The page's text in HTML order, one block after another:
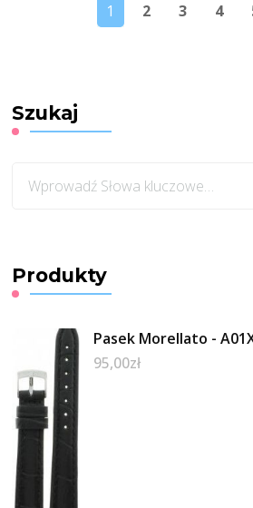
1 2 3 4
Szukaj
czegoś?
Produkty
Pasek Morellato -
95,00zł